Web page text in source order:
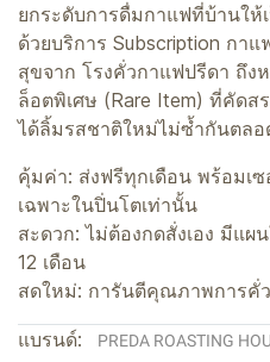
ยกระดับการดื่มกาแฟที่บ้านให้
ด้วยบริการ Subscription กาแ
สุขจาก โรงคั่วกาแฟปรีดา ถึ
ล็อตพิเศษ (Rare Item) ที่คัด
ได้ลิ้มรสชาติใหม่ไม่ซ้ำกันตลอ
คุ้มค่า: ส่งฟรีทุกเดือน พร้อมเ
เฉพาะในปิ่นโตเท่านั้น
สะดวก: ไม่ต้องกดสั่งเอง มีแผ
12 เดือน
สดใหม่: การันตีคุณภาพการคั่
แบรนด์: PREDA ROASTING